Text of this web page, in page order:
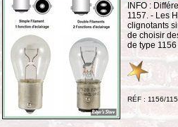
INFO :
1157. - Les
clignotants
de choisir
de type
RÉF : 1156/